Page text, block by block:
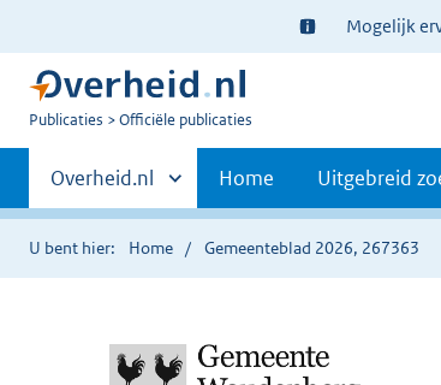
Ter
informatie:
Mogelijk
U
Publicaties Officiële publicaties
Primaire
navigatie
Andere
sites
binnen
Overheid.nl Home Uitgebreid
U bent hier: Home Gemeenteblad 2026, 267363